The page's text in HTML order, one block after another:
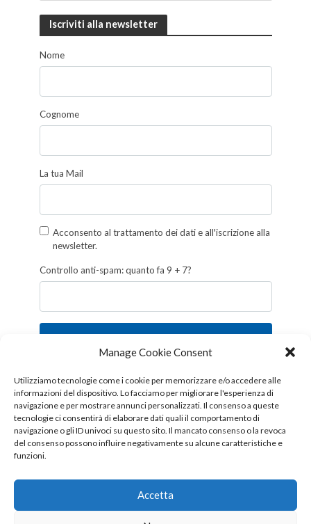
Manage Cookie Consent
Utilizziamo tecnologie come i cookie per memorizzare e/o accedere alle
informazioni del dispositivo. Lo facciamo per migliorare l'esperienza di
navigazione e per mostrare annunci personalizzati. Il consenso a queste
tecnologie ci consentirà di elaborare dati quali il comportamento di
navigazione o gli ID univoci su questo sito. Il mancato consenso o la revoca
del consenso possono influire negativamente su alcune caratteristiche e
funzioni.
Accetta
Iscriviti alla newsletter
Nome
Cognome
La tua Mail
Acconsento al trattamento dei dati e all'iscrizione alla
newsletter.
Controllo anti-spam: quanto fa 9 + 7?
Iscriviti
Follow us!